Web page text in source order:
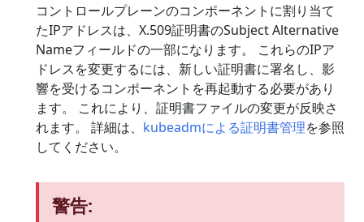
コントロールプレーンのコンポーネントに割り当て
たIPアドレスは、X.509証明書のSubject Alternative
Nameフィールドの一部になります。 これらのIPア
ドレスを変更するには、新しい証明書に署名し、影
響を受けるコンポーネントを再起動する必要があり
ます。 これにより、証明書ファイルの変更が反映さ
れます。 詳細は、 kubeadmによる証明書管理を参照
してください。
警告: